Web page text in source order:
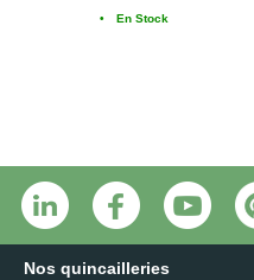
• En Stock
Nos quincailleries